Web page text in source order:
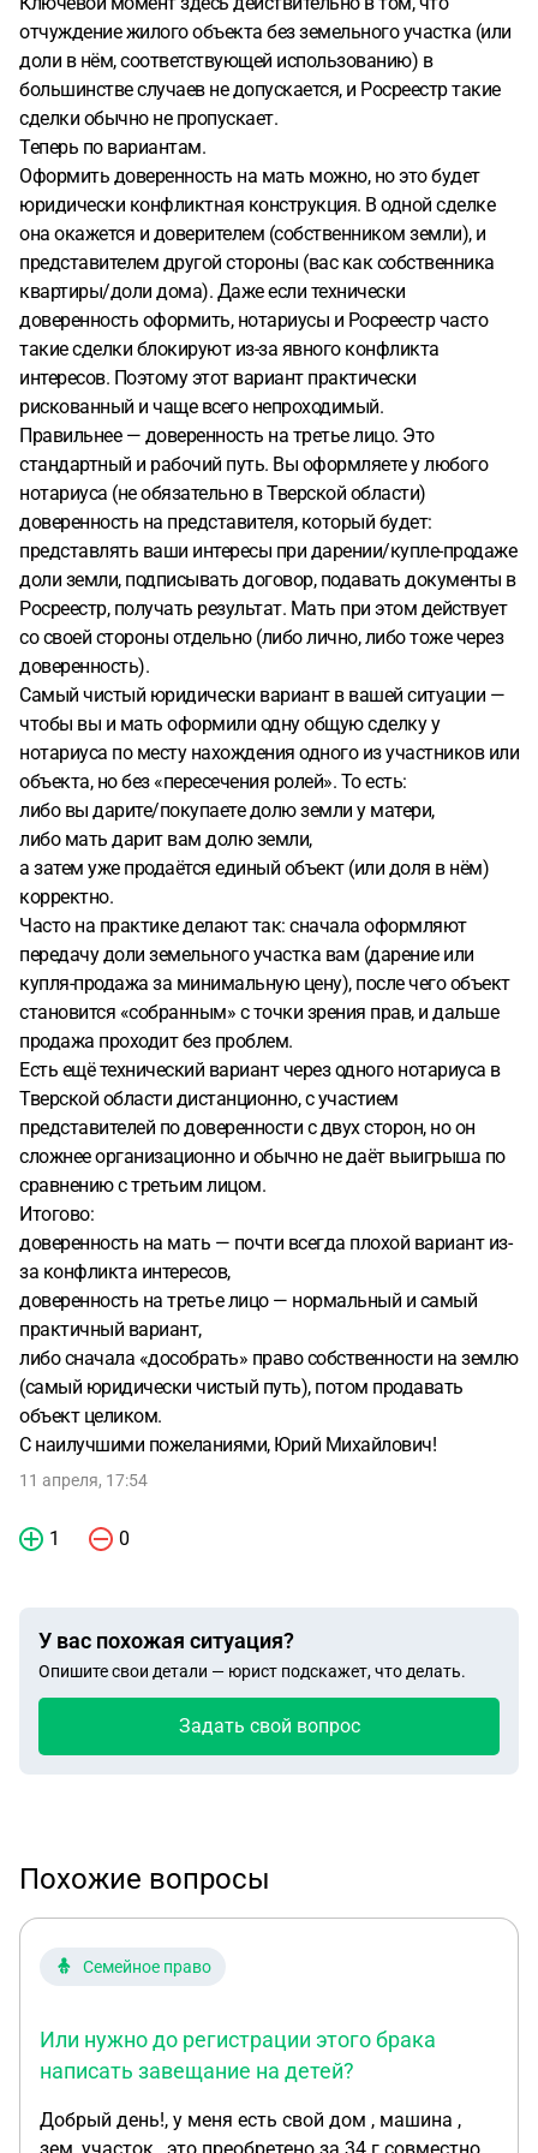
отчуждение жилого объекта без земельного участка (или
доли в нём, соответствующей использованию) в
большинстве случаев не допускается, и Росреестр такие
сделки обычно не пропускает.
Теперь по вариантам.
Оформить доверенность на мать можно, но это будет
юридически конфликтная конструкция. В одной сделке
она окажется и доверителем (собственником земли), и
представителем другой стороны (вас как собственника
квартиры/доли дома). Даже если технически
доверенность оформить, нотариусы и Росреестр часто
такие сделки блокируют из-за явного конфликта
интересов. Поэтому этот вариант практически
рискованный и чаще всего непроходимый.
Правильнее — доверенность на третье лицо. Это
стандартный и рабочий путь. Вы оформляете у любого
нотариуса (не обязательно в Тверской области)
доверенность на представителя, который будет:
представлять ваши интересы при дарении/купле-продаже
доли земли, подписывать договор, подавать документы в
Росреестр, получать результат. Мать при этом действует
со своей стороны отдельно (либо лично, либо тоже через
доверенность).
Самый чистый юридически вариант в вашей ситуации —
чтобы вы и мать оформили одну общую сделку у
нотариуса по месту нахождения одного из участников или
объекта, но без «пересечения ролей». То есть:
либо вы дарите/покупаете долю земли у матери,
либо мать дарит вам долю земли,
а затем уже продаётся единый объект (или доля в нём)
корректно.
Часто на практике делают так: сначала оформляют
передачу доли земельного участка вам (дарение или
купля-продажа за минимальную цену), после чего объект
становится «собранным» с точки зрения прав, и дальше
продажа проходит без проблем.
Есть ещё технический вариант через одного нотариуса в
Тверской области дистанционно, с участием
представителей по доверенности с двух сторон, но он
сложнее организационно и обычно не даёт выигрыша по
сравнению с третьим лицом.
Итогово:
доверенность на мать — почти всегда плохой вариант из-
за конфликта интересов,
доверенность на третье лицо — нормальный и самый
практичный вариант,
либо сначала «дособрать» право собственности на землю
(самый юридически чистый путь), потом продавать
объект целиком.
С наилучшими пожеланиями, Юрий Михайлович!
11 апреля, 17:54
1 0
У вас похожая ситуация?
Опишите свои детали — юрист подскажет, что делать.
Задать свой вопрос
Похожие вопросы
Семейное право
Или нужно до регистрации этого брака
написать завещание на детей?
Добрый день!, у меня есть свой дом , машина ,